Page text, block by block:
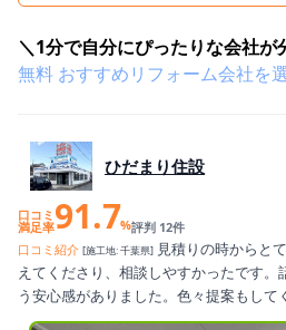
＼1分で自分にぴったりな会社が
無料 おすすめリフォーム会社を
ひだまり住設
口コミ
満足率91.7%評判 12件
口コミ紹介 [施工地: 千葉県] 見積りの時からと
えてくださり、相談しやすかったです
う安心感がありました。色々提案もして
も同行してくださいました。何かあっ